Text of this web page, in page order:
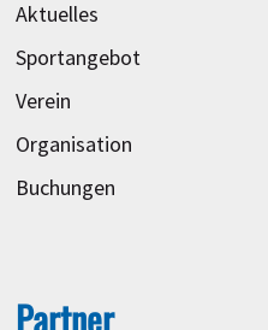
Aktuelles
Sportangebot
Verein
Organisation
Buchungen
Partner